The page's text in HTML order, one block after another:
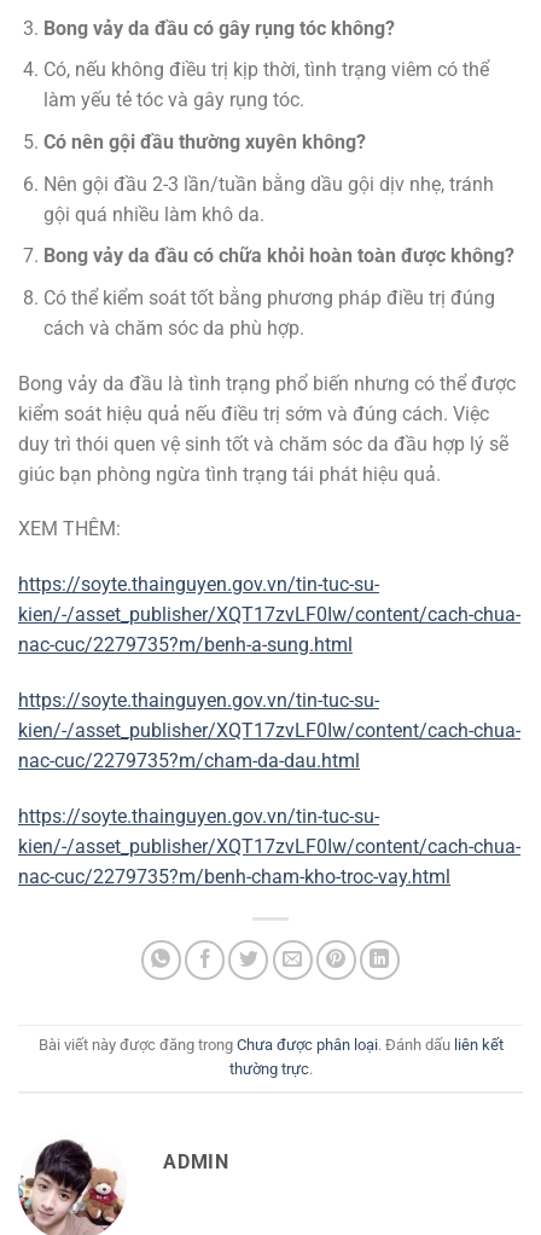
Bong vảy da đầu có gây rụng tóc không?
Có, nếu không điều trị kịp thời, tình trạng viêm có thể
làm yếu tẻ tóc và gây rụng tóc.
Có nên gội đầu thường xuyên không?
Nên gội đầu 2-3 lần/tuần bằng dầu gội dịv nhẹ, tránh
gội quá nhiều làm khô da.
Bong vảy da đầu có chữa khỏi hoàn toàn được không?
Có thể kiểm soát tốt bằng phương pháp điều trị đúng
cách và chăm sóc da phù hợp.
Bong vảy da đầu là tình trạng phổ biến nhưng có thể được
kiểm soát hiệu quả nếu điều trị sớm và đúng cách. Việc
duy trì thói quen vệ sinh tốt và chăm sóc da đầu hợp lý sẽ
giúc bạn phòng ngừa tình trạng tái phát hiệu quả.
XEM THÊM:
https://soyte.thainguyen.gov.vn/tin-tuc-su-
kien/-/asset_publisher/XQT17zvLF0Iw/content/cach-chua-
nac-cuc/2279735?m/benh-a-sung.html
https://soyte.thainguyen.gov.vn/tin-tuc-su-
kien/-/asset_publisher/XQT17zvLF0Iw/content/cach-chua-
nac-cuc/2279735?m/cham-da-dau.html
https://soyte.thainguyen.gov.vn/tin-tuc-su-
kien/-/asset_publisher/XQT17zvLF0Iw/content/cach-chua-
nac-cuc/2279735?m/benh-cham-kho-troc-vay.html
Bài viết này được đăng trong Chưa được phân loại. Đánh dấu liên kết
thường trực.
ADMIN